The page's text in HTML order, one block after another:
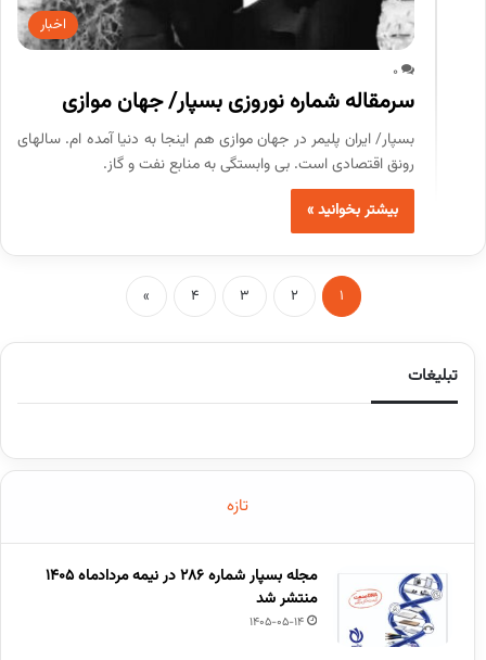
اخبار
0
سرمقاله شماره نوروزی بسپار/ جهان موازی
بسپار/ ایران پلیمر در جهان موازی هم اینجا به دنیا آمده ام. سالهای
رونق اقتصادی است. بی وابستگی به منابع نفت و گاز.
بیشتر بخوانید »
1
2
3
4
»
تبلیغات
تازه
مجله بسپار شماره 286 در نیمه مردادماه 1405
منتشر شد
1405-05-14